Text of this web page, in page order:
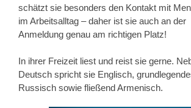
schätzt sie besonders den Kontakt mit
im Arbeitsalltag – daher ist sie auch an der
Anmeldung genau am richtigen Platz!
In ihrer Freizeit liest und reist sie gerne.
Deutsch spricht sie Englisch,
Russisch sowie fließend Armenisch.